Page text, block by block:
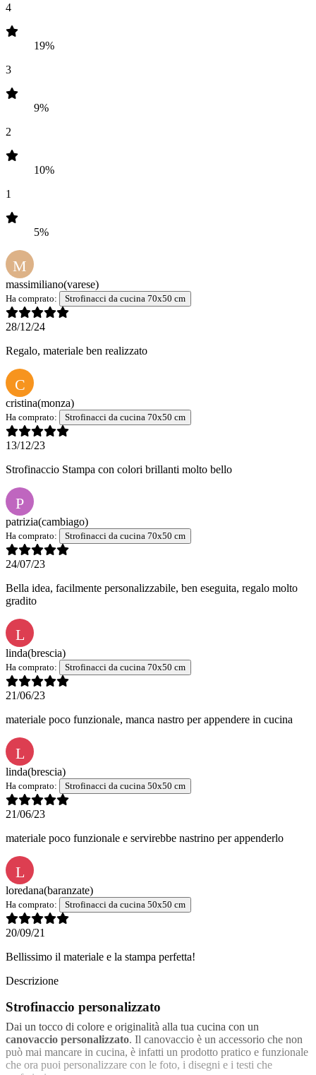
4
19%
3
9%
2
10%
1
5%
M
massimiliano(varese)
Ha comprato: Strofinacci da cucina 70x50 cm
28/12/24
Regalo, materiale ben realizzato
C
cristina(monza)
Ha comprato: Strofinacci da cucina 70x50 cm
13/12/23
Strofinaccio Stampa con colori brillanti molto bello
P
patrizia(cambiago)
Ha comprato: Strofinacci da cucina 70x50 cm
24/07/23
Bella idea, facilmente personalizzabile, ben eseguita, regalo molto
gradito
L
linda(brescia)
Ha comprato: Strofinacci da cucina 70x50 cm
21/06/23
materiale poco funzionale, manca nastro per appendere in cucina
L
linda(brescia)
Ha comprato: Strofinacci da cucina 50x50 cm
21/06/23
materiale poco funzionale e servirebbe nastrino per appenderlo
L
loredana(baranzate)
Ha comprato: Strofinacci da cucina 50x50 cm
20/09/21
Bellissimo il materiale e la stampa perfetta!
Descrizione
Strofinaccio personalizzato
Dai un tocco di colore e originalità alla tua cucina con un
canovaccio personalizzato. Il canovaccio è un accessorio che non
può mai mancare in cucina, è infatti un prodotto pratico e funzionale
che ora puoi personalizzare con le foto, i disegni e i testi che